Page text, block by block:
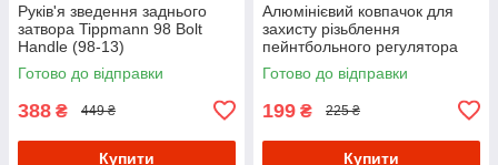
Руків'я зведення заднього
затвора Tippmann 98 Bolt
Handle (98-13)
Готово до відправки
388 ₴ 449 ₴
Купити
Алюмінієвий ковпачок для
захисту різьблення
пейнтбольного регулятора
Готово до відправки
199 ₴ 225 ₴
Купити